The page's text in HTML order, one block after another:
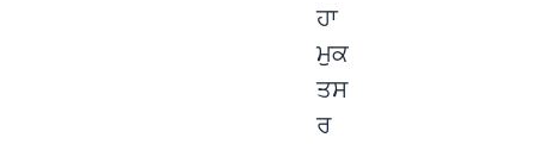
ਹਾ
ਮੁਕ
ਤਸ
ਰ